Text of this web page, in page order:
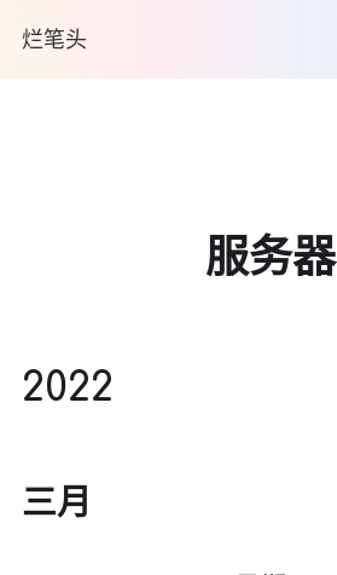
烂笔头
服务器
2022
三月